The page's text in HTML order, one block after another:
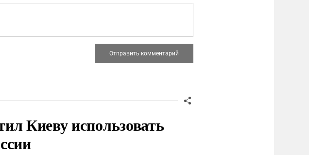
Киеву использовать